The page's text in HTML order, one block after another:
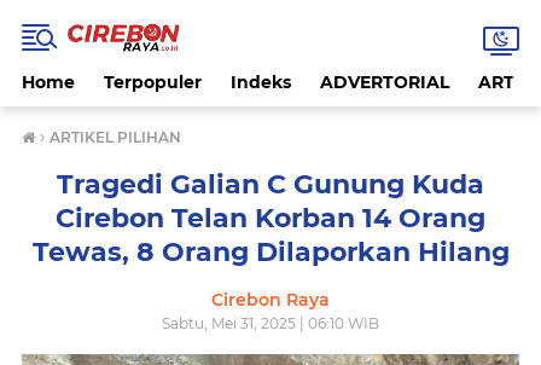
Home Terpopuler Indeks ADVERTORIAL
› ARTIKEL PILIHAN
Tragedi Galian C Gunung Kuda
Cirebon Telan Korban 14 Orang
Tewas, 8 Orang Dilaporkan Hilang
Cirebon Raya
Sabtu, Mei 31, 2025 | 06:10 WIB